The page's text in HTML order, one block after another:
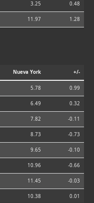
3.25 0.48
11.97 1.28
Nueva York +/-
5.78 0.99
6.49 0.32
7.82 -0.11
8.73 -0.73
9.65 -0.10
10.96 -0.66
11.45 -0.03
10.38 0.01